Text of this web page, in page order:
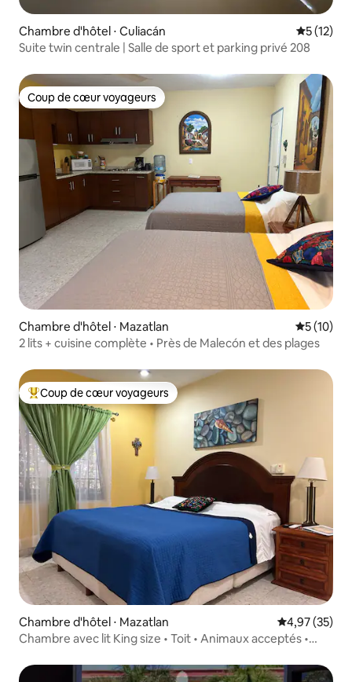
Chambre d'hôtel ⋅ Culiacán
5 (12)
Suite twin centrale | Salle de sport et parking privé 208
Coup de cœur voyageurs
Coup de cœur voyageurs
Chambre d'hôtel ⋅ Mazatlan
5 (10)
2 lits + cuisine complète • Près de Malecón et des plages
Coups de cœur voyageurs les plus appréciés
Coup de cœur voyageurs
Chambre d'hôtel ⋅ Mazatlan Évaluation
4,97 (35)
Chambre avec lit King size • Toit • Animaux acceptés •